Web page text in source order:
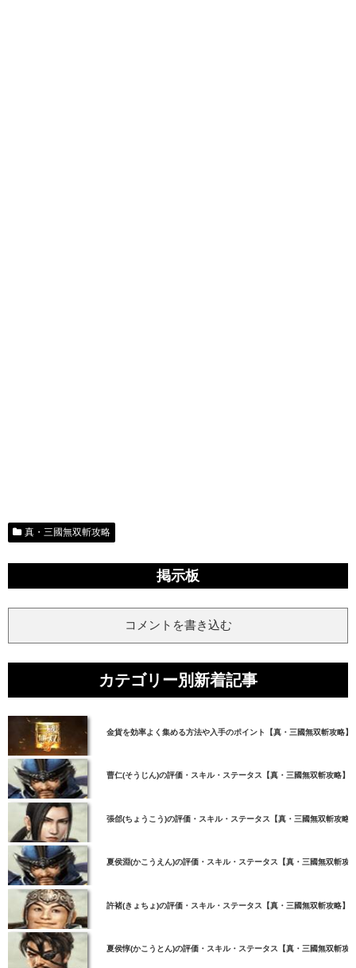
真・三國無双斬攻略
掲示板
コメントを書き込む
カテゴリー別新着記事
金貨を効率よく集める方法や入手のポイント【真・三國無双斬攻略】
曹仁(そうじん)の評価・スキル・ステータス【真・三國無双斬攻略】
張郃(ちょうこう)の評価・スキル・ステータス【真・三國無双斬攻略
夏侯淵(かこうえん)の評価・スキル・ステータス【真・三國無双斬攻
許褚(きょちょ)の評価・スキル・ステータス【真・三國無双斬攻略】
夏侯惇(かこうとん)の評価・スキル・ステータス【真・三國無双斬攻